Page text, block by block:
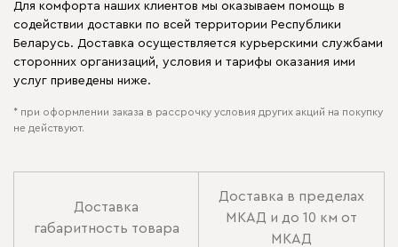
Для комфорта наших клиентов мы оказываем помощь в
содействии доставки по всей территории Республики
Беларусь. Доставка осуществляется курьерскими службами
сторонних организаций, условия и тарифы оказания ими
услуг приведены ниже.
* при оформлении заказа в рассрочку условия других акций на покупку
не действуют.
Доставка
габаритность товара
Доставка в пределах
МКАД и до 10 км от
МКАД